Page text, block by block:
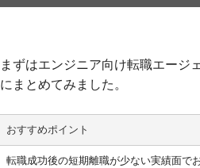
ずはエンジニア向け転職エージ
まとめてみました。
おすすめポイント
転職成功後の短期離職が少ない実績面で